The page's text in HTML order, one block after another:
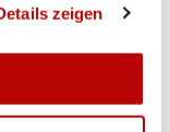
zeigen